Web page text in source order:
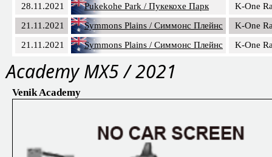
28.11.2021
Pukekohe Park / Пукекохе Парк
K-One
21.11.2021
Symmons Plains / Симмонс Плейнс
K-One
21.11.2021
Symmons Plains / Симмонс Плейнс K-One
Academy MX5 / 2021
Venik Academy